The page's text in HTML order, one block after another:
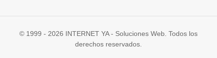
© 1999 - 2026 INTERNET YA - Soluciones Web. Todos los
derechos reservados.